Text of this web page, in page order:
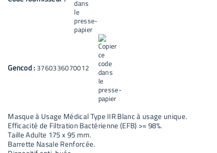
Gencod : 3760336070012
Masque à Usage Médical Type IIR Blanc à usage unique.
Efficacité de Filtration Bactérienne (EFB) >= 98%.
Taille Adulte 175 x 95 mm.
Barrette Nasale Renforcée.